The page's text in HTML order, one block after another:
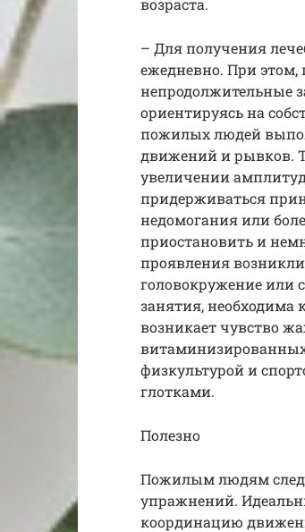
возраста.
– Для получения
ежедневно. При этом,
непродолжительные
ориентируясь на
пожилых людей
движений и рывков.
увеличении
придерживаться
недомогания или
приостановить и
проявления возникли
головокружение или
занятия, необходима
возникает чувство
физкультурой и
глотками.
Полезно
Пожилым людям
упражнений.
координацию